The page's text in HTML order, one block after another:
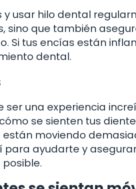
usar hilo dental
sino que también
Si tus encías están
dental.
ser una experiencia
se sienten tus
están moviendo
ayudarte y